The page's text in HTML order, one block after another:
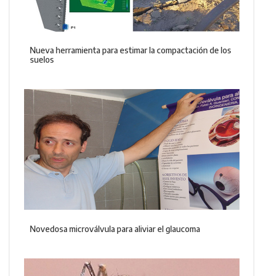
Nueva herramienta para estimar la compactación de los
suelos
Novedosa microválvula para aliviar el glaucoma